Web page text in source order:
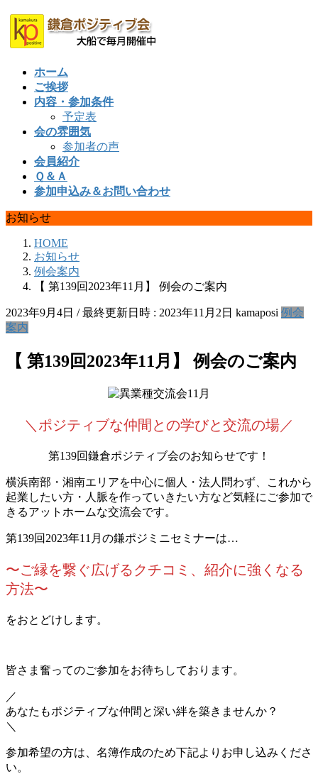
コ
テ
ナ
ゲ
ホーム
ご挨拶
内容・参加条件
予定表
会の雰囲気
参加者の声
会員紹介
Ｑ＆Ａ
参加申込み＆お問い合わせ
お知らせ
HOME
お知らせ
例会案内
【 第139回2023年11月】 例会のご案内
2023年9月4日 / 最終更新日時 : 2023年11月2日 kamaposi 例会
案内
【 第139回2023年11月】 例会のご案内
＼ポジティブな仲間との学びと交流の場／
第139回鎌倉ポジティブ会のお知らせです！
横浜南部・湘南エリアを中心に個人・法人問わず、これから
起業したい方・人脈を作っていきたい方など気軽にご参加で
きるアットホームな交流会です。
第139回2023年11月の鎌ポジミニセミナーは…
〜ご縁を繋ぐ広げるクチコミ、紹介に強くなる
方法〜
をおとどけします。
皆さま奮ってのご参加をお待ちしております。
／
あなたもポジティブな仲間と深い絆を築きませんか？
＼
参加希望の方は、名簿作成のため下記よりお申し込みくださ
い。